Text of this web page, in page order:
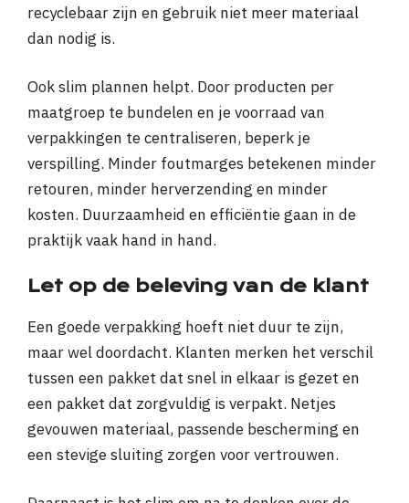
recyclebaar zijn en gebruik niet meer materiaal
dan nodig is.
Ook slim plannen helpt. Door producten per
maatgroep te bundelen en je voorraad van
verpakkingen te centraliseren, beperk je
verspilling. Minder foutmarges betekenen minder
retouren, minder herverzending en minder
kosten. Duurzaamheid en efficiëntie gaan in de
praktijk vaak hand in hand.
Let op de beleving van de klant
Een goede verpakking hoeft niet duur te zijn,
maar wel doordacht. Klanten merken het verschil
tussen een pakket dat snel in elkaar is gezet en
een pakket dat zorgvuldig is verpakt. Netjes
gevouwen materiaal, passende bescherming en
een stevige sluiting zorgen voor vertrouwen.